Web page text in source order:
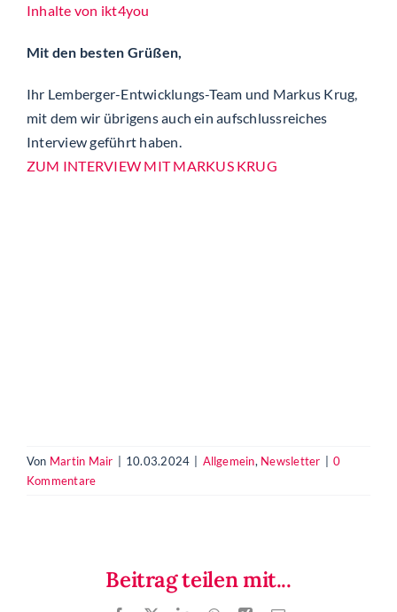
Inhalte von ikt4you
Mit den besten Grüßen,
Ihr Lemberger-Entwicklungs-Team und Markus Krug,
mit dem wir übrigens auch ein aufschlussreiches
Interview geführt haben.
ZUM INTERVIEW MIT MARKUS KRUG
Von Martin Mair 10.03.2024 Allgemein, Newsletter
0
Kommentare
Beitrag teilen mit...